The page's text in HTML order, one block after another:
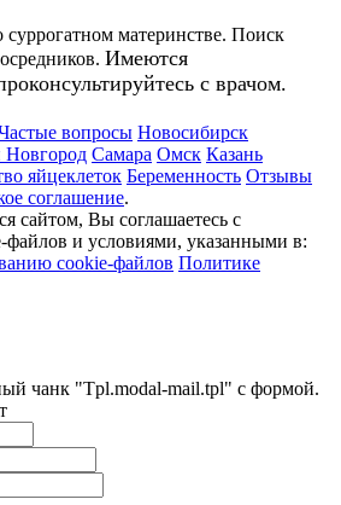
материнстве. Поиск
Имеются
с врачом.
вопросы Новосибирск
Самара Омск Казань
яйцеклеток Беременность Отзывы
соглашение.
сайтом, Вы соглашаетесь с
файлов и условиями, указанными в:
cookie-файлов Политике
чанк "Tpl.modal-mail.tpl" с формой.